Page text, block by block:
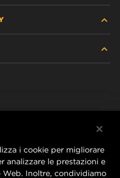
i cookie per migliorare
analizzare le prestazioni e
Inoltre, condividiamo